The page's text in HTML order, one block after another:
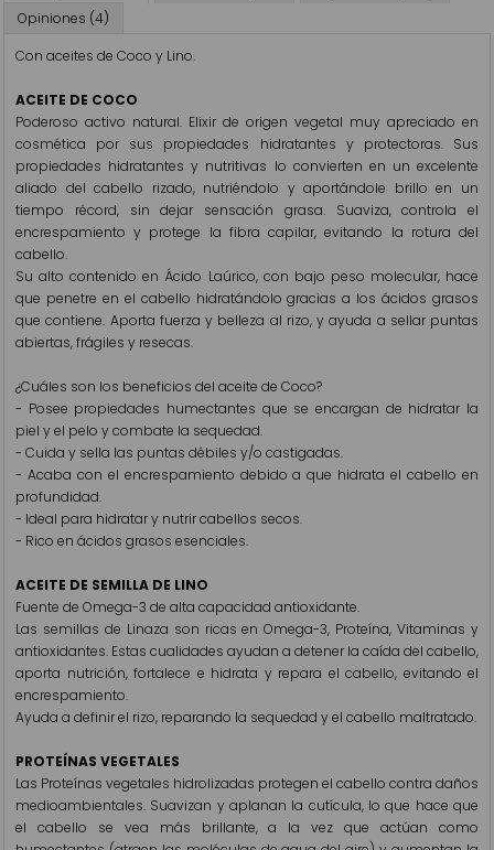
Opiniones (4)
Con aceites de Coco y Lino.
ACEITE DE COCO
Poderoso activo natural. Elixir de origen vegetal muy apreciado en
cosmética por sus propiedades hidratantes y protectoras. Sus
propiedades hidratantes y nutritivas lo convierten en un excelente
aliado del cabello rizado, nutriéndolo y aportándole brillo en un
tiempo récord, sin dejar sensación grasa. Suaviza, controla el
encrespamiento y protege la fibra capilar, evitando la rotura del
cabello.
Su alto contenido en Ácido Laúrico, con bajo peso molecular, hace
que penetre en el cabello hidratándolo gracias a los ácidos grasos
que contiene. Aporta fuerza y belleza al rizo, y ayuda a sellar puntas
abiertas, frágiles y resecas.
¿Cuáles son los beneficios del aceite de Coco?
- Posee propiedades humectantes que se encargan de hidratar la
piel y el pelo y combate la sequedad.
- Cuida y sella las puntas débiles y/o castigadas.
- Acaba con el encrespamiento debido a que hidrata el cabello en
profundidad.
- Ideal para hidratar y nutrir cabellos secos.
- Rico en ácidos grasos esenciales.
ACEITE DE SEMILLA DE LINO
Fuente de Omega-3 de alta capacidad antioxidante.
Las semillas de Linaza son ricas en Omega-3, Proteína, Vitaminas y
antioxidantes. Estas cualidades ayudan a detener la caída del cabello,
aporta nutrición, fortalece e hidrata y repara el cabello, evitando el
encrespamiento.
Ayuda a definir el rizo, reparando la sequedad y el cabello maltratado.
PROTEÍNAS VEGETALES
Las Proteínas vegetales hidrolizadas protegen el cabello contra daños
medioambientales. Suavizan y aplanan la cutícula, lo que hace que
el cabello se vea más brillante, a la vez que actúan como